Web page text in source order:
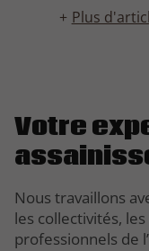
Plus
Votre
Nous travaillons
les collectivités,
professionnels de